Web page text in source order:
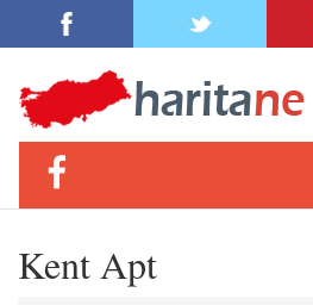
Kent Apt